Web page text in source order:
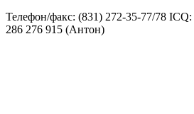
Телефон/факс: (831) 272-35-77/78
286 276 915 (Антон)